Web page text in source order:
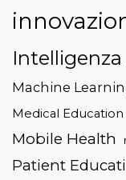
Machine
Medical Education
Mobile Health
Patient